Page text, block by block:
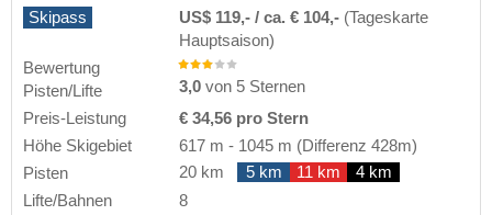
Skipass US$ 119,- / ca. € 104,- (Tageskarte
Hauptsaison)
Bewertung
Pisten/Lifte
3,0 von 5 Sternen
Preis-Leistung
€ 34,56 pro Stern
Höhe Skigebiet
617 m - 1045 m (Differenz 428m)
Pisten
20 km 5 km 11 km
4 km
Lifte/Bahnen
8